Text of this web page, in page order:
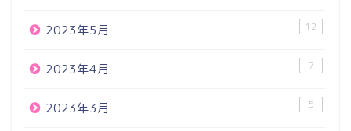
2023年5月 12
2023年4月 7
2023年3月 5